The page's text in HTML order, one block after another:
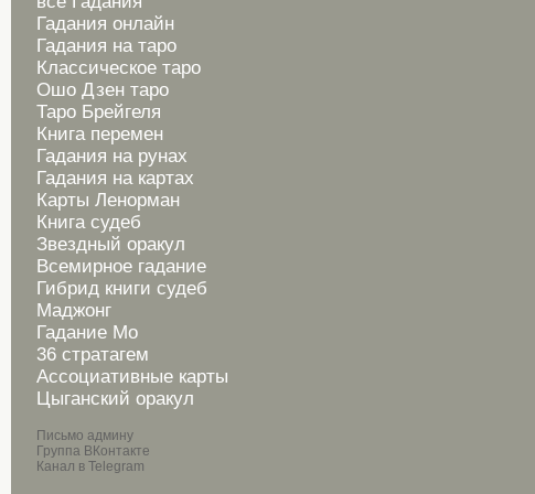
Гадания онлайн
Гадания на таро
Классическое таро
Ошо Дзен таро
Таро Брейгеля
Книга перемен
Гадания на рунах
Гадания на картах
Карты Ленорман
Книга судеб
Звездный оракул
Всемирное гадание
Гибрид книги судеб
Маджонг
Гадание Мо
36 стратагем
Ассоциативные карты
Цыганский оракул
Письмо админу
Группа ВКонтакте
Канал в Telegram